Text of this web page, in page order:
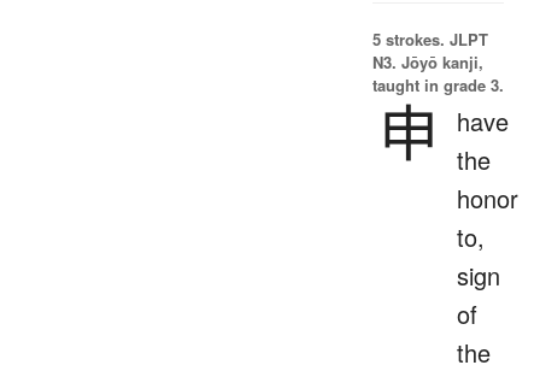
5 strokes. JLPT
N3. Jōyō kanji,
taught in grade 3.
申
have
the
honor
to,
sign
of
the